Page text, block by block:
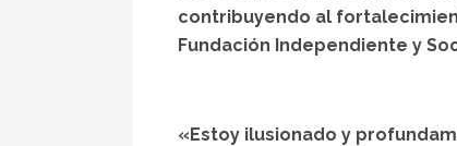
contribuyendo al
Fundación Independiente y
«Estoy ilusionado y